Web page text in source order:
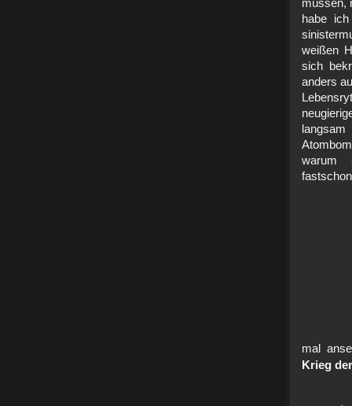
müssen,
habe
weißen
sich
anders
warum
mal
Krieg